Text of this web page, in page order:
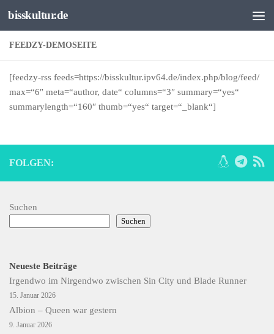
Unter dem Inhalt
bisskultur.de
FEEDZY-DEMOSEITE
[feedzy-rss feeds=https://bisskultur.ipv64.de/index.php/blog/feed/
max=“6″ meta=“author, date“ columns=“3″ summary=“yes“
summarylength=“160″ thumb=“yes“ target=“_blank“]
FOLGEN:
Suchen
Suchen
Neueste Beiträge
Irgendwo im Nirgendwo zwischen Sin City und Blade Runner
15. Januar 2026
Albion – Queen war gestern
9. Januar 2026